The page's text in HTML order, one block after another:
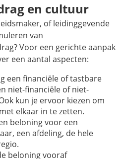
en cultuur
of leidinggevende
van
Voor een gerichte aanpak
een aantal aspecten:
een financiële of tastbare
niet-financiële of niet-
kun je ervoor kiezen om
elkaar in te zetten.
beloning voor een
een afdeling, de hele
beloning vooraf